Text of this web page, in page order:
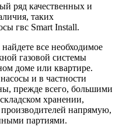
ряд качественных и
таких
гвс Smart Install.
все необходимое
газовой системы
доме или квартире.
и в частности
прежде всего, большими
хранении,
напрямую,
партиями.